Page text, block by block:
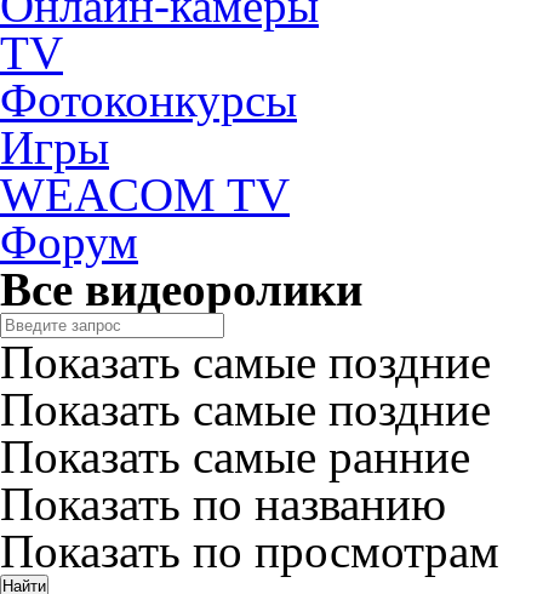
TV
Фотоконкурсы
Игры
WEACOM TV
Форум
Все видеоролики
Показать самые поздние
Показать самые поздние
Показать самые ранние
Показать по названию
Показать по просмотрам